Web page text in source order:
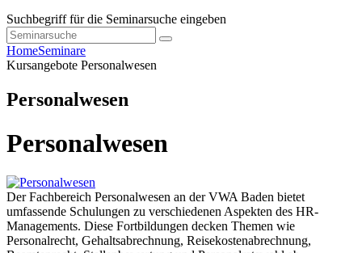
Suchbegriff für die Seminarsuche eingeben
HomeSeminare
Kursangebote Personalwesen
Personalwesen
Personalwesen
Der Fachbereich Personalwesen an der VWA Baden bietet
umfassende Schulungen zu verschiedenen Aspekten des HR-
Managements. Diese Fortbildungen decken Themen wie
Personalrecht, Gehaltsabrechnung, Reisekostenabrechnung,